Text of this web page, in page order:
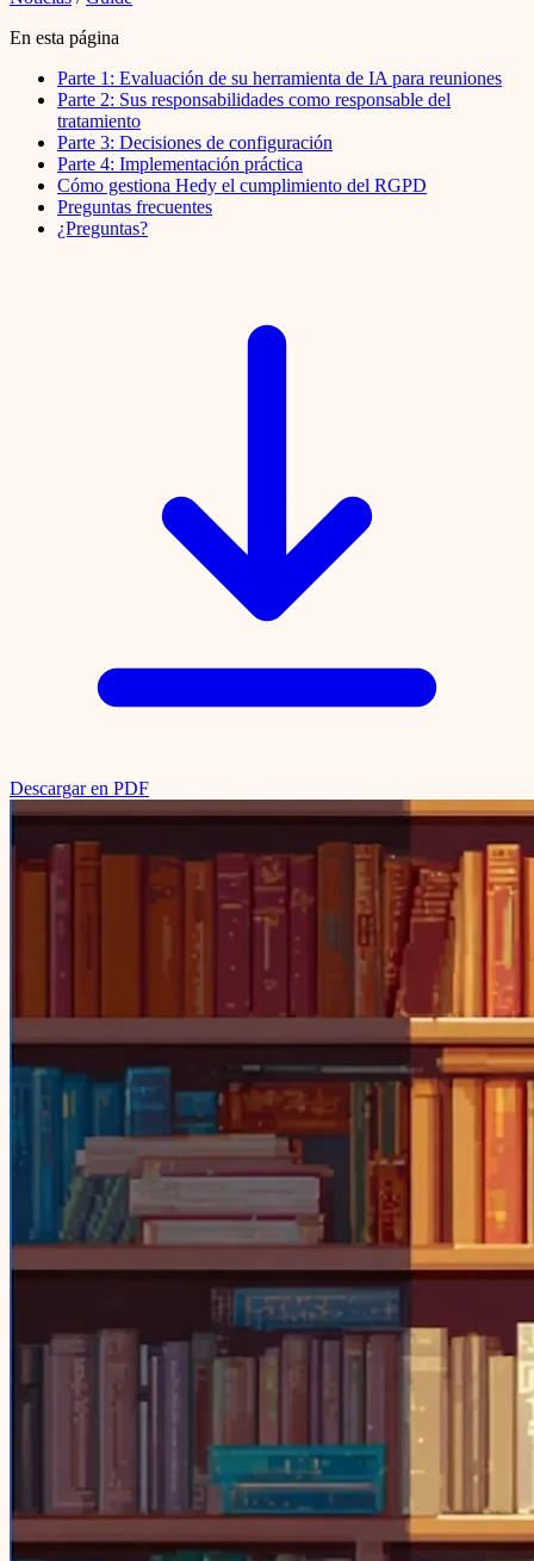
En esta página
Parte 1: Evaluación de su herramienta de IA para reuniones
Parte 2: Sus responsabilidades como responsable del
tratamiento
Parte 3: Decisiones de configuración
Parte 4: Implementación práctica
Cómo gestiona Hedy el cumplimiento del RGPD
Preguntas frecuentes
¿Preguntas?
Descargar en PDF